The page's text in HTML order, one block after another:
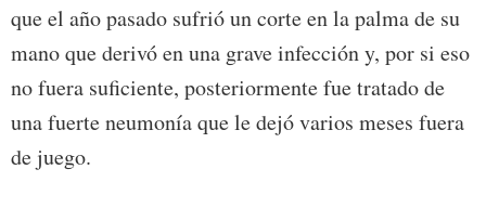
que el año pasado sufrió un corte en la palma de su
mano que derivó en una grave infección y, por si eso
no fuera suficiente, posteriormente fue tratado de
una fuerte neumonía que le dejó varios meses fuera
de juego.